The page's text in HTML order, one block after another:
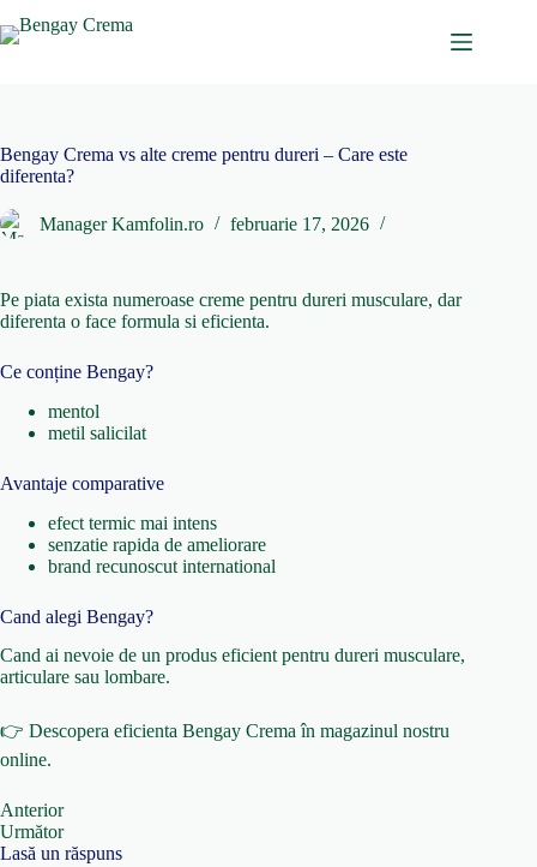
la
Bengay Crema vs alte creme pentru dureri – Care este
diferenta?
Manager Kamfolin.ro februarie 17, 2026
Pe piata exista numeroase creme pentru dureri musculare, dar
diferenta o face formula si eficienta.
Ce conține Bengay?
mentol
metil salicilat
Avantaje comparative
efect termic mai intens
senzatie rapida de ameliorare
brand recunoscut international
Cand alegi Bengay?
Cand ai nevoie de un produs eficient pentru dureri musculare,
articulare sau lombare.
👉 Descopera eficienta Bengay Crema în magazinul nostru
online.
Anterior
Următor
Lasă un răspuns